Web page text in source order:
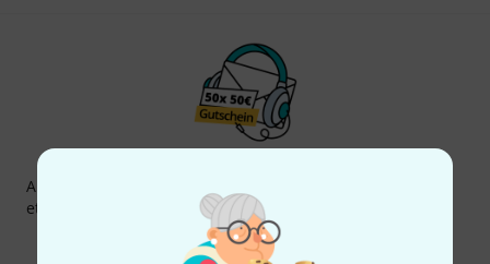
Abonniere den Thomann Newsletter und gewinne mit
etwas Glück einen von
50 Gutscheinen
Inspirierende Beiträge
Deals